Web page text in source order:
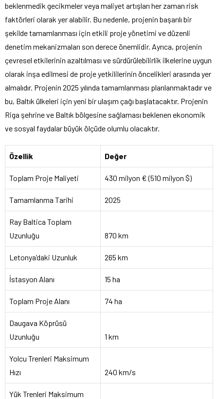
beklenmedik gecikmeler veya maliyet artışları her zaman risk
faktörleri olarak yer alabilir. Bu nedenle, projenin başarılı bir
şekilde tamamlanması için etkili proje yönetimi ve düzenli
denetim mekanizmaları son derece önemlidir. Ayrıca, projenin
çevresel etkilerinin azaltılması ve sürdürülebilirlik ilkelerine uygun
olarak inşa edilmesi de proje yetkililerinin öncelikleri arasında yer
almalıdır. Projenin 2025 yılında tamamlanması planlanmaktadır ve
bu, Baltık ülkeleri için yeni bir ulaşım çağı başlatacaktır. Projenin
Riga şehrine ve Baltık bölgesine sağlaması beklenen ekonomik
ve sosyal faydalar büyük ölçüde olumlu olacaktır.
Özellik Değer
Toplam Proje Maliyeti 430 milyon € (510 milyon $)
Tamamlanma Tarihi 2025
Ray Baltica Toplam
Uzunluğu
870 km
Letonya’daki Uzunluk 265 km
İstasyon Alanı 15 ha
Toplam Proje Alanı 74 ha
Daugava Köprüsü
Uzunluğu
1 km
Yolcu Trenleri Maksimum
Hızı
240 km/s
Yük Trenleri Maksimum